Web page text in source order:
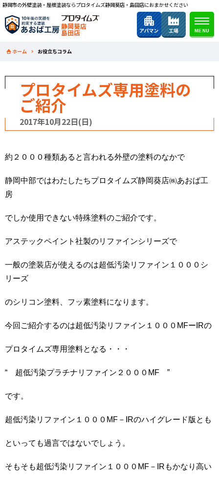
静岡市の外壁塗装・屋根塗装ならプロタイムズ静岡葵店・島田店におまかせください
静岡葵店
島田店
ホーム お役立ちコラム
プロタイムズ専用塗料の
ご紹介
2017年10月22日(日)
約２０００種類あると言われる外壁の塗料のなかで
静岡中部ではわたしたちプロタイムズ静岡葵店㈱あおば工
房
でしか使用できない特殊塗料のご紹介です。
アステックペイント社製のリファインシリーズで
一般の塗装店が使えるのは超低汚染リファイン１０００シ
リーズ
のシリコン塗料、フッ素塗料になります。
今回ご紹介するのは超低汚染リファイン１０００MFーIRの
プロタイムズ専用塗料となる・・・
“ 超低汚染プラチナリファイン２０００MF ”
です。
超低汚染リファイン１０００MF－IRのハイグレード版とも
といっても過言ではないでしょう。
そもそも超低汚染リファイン１０００MF－IRもかなり高い